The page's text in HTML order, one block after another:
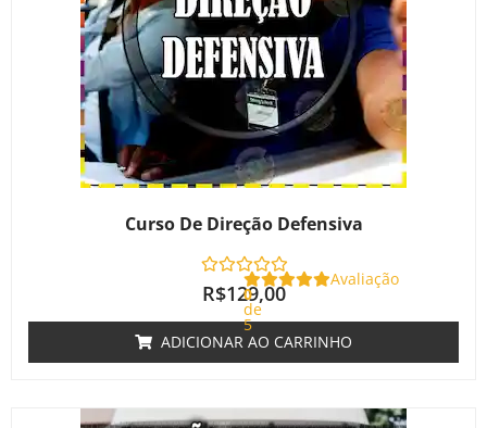
Curso De Direção Defensiva
Avaliação
0
de
5
R$129,00
ADICIONAR AO CARRINHO